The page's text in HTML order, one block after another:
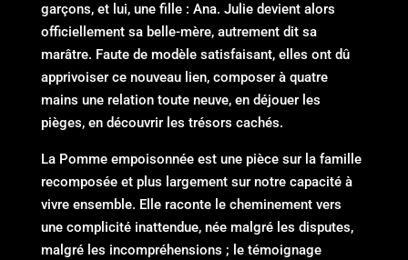
garçons, et lui, une fille : Ana. Julie devient alors
officiellement sa belle-mère, autrement dit sa
marâtre. Faute de modèle satisfaisant, elles ont dû
apprivoiser ce nouveau lien, composer à quatre
mains une relation toute neuve, en déjouer les
pièges, en découvrir les trésors cachés.
La Pomme empoisonnée est une pièce sur la famille
recomposée et plus largement sur notre capacité à
vivre ensemble. Elle raconte le cheminement vers
une complicité inattendue, née malgré les disputes,
malgré les incompréhensions ; le témoignage